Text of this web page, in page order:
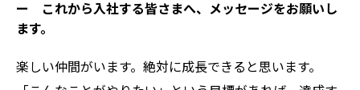
ー これから入社する皆さまへ、メッセージをお願いし
ます。
楽しい仲間がいます。絶対に成長できると思います。